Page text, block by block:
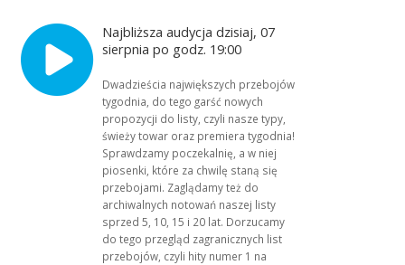
Najbliższa audycja dzisiaj, 07
sierpnia po godz. 19:00
Dwadzieścia największych przebojów
tygodnia, do tego garść nowych
propozycji do listy, czyli nasze typy,
świeży towar oraz premiera tygodnia!
Sprawdzamy poczekalnię, a w niej
piosenki, które za chwilę staną się
przebojami. Zaglądamy też do
archiwalnych notowań naszej listy
sprzed 5, 10, 15 i 20 lat. Dorzucamy
do tego przegląd zagranicznych list
przebojów, czyli hity numer 1 na